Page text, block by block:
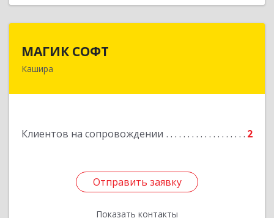
МАГИК СОФТ
Кашира
Клиентов на сопровождении 2
Отправить заявку
Показать контакты
Отправить заявку
Назад